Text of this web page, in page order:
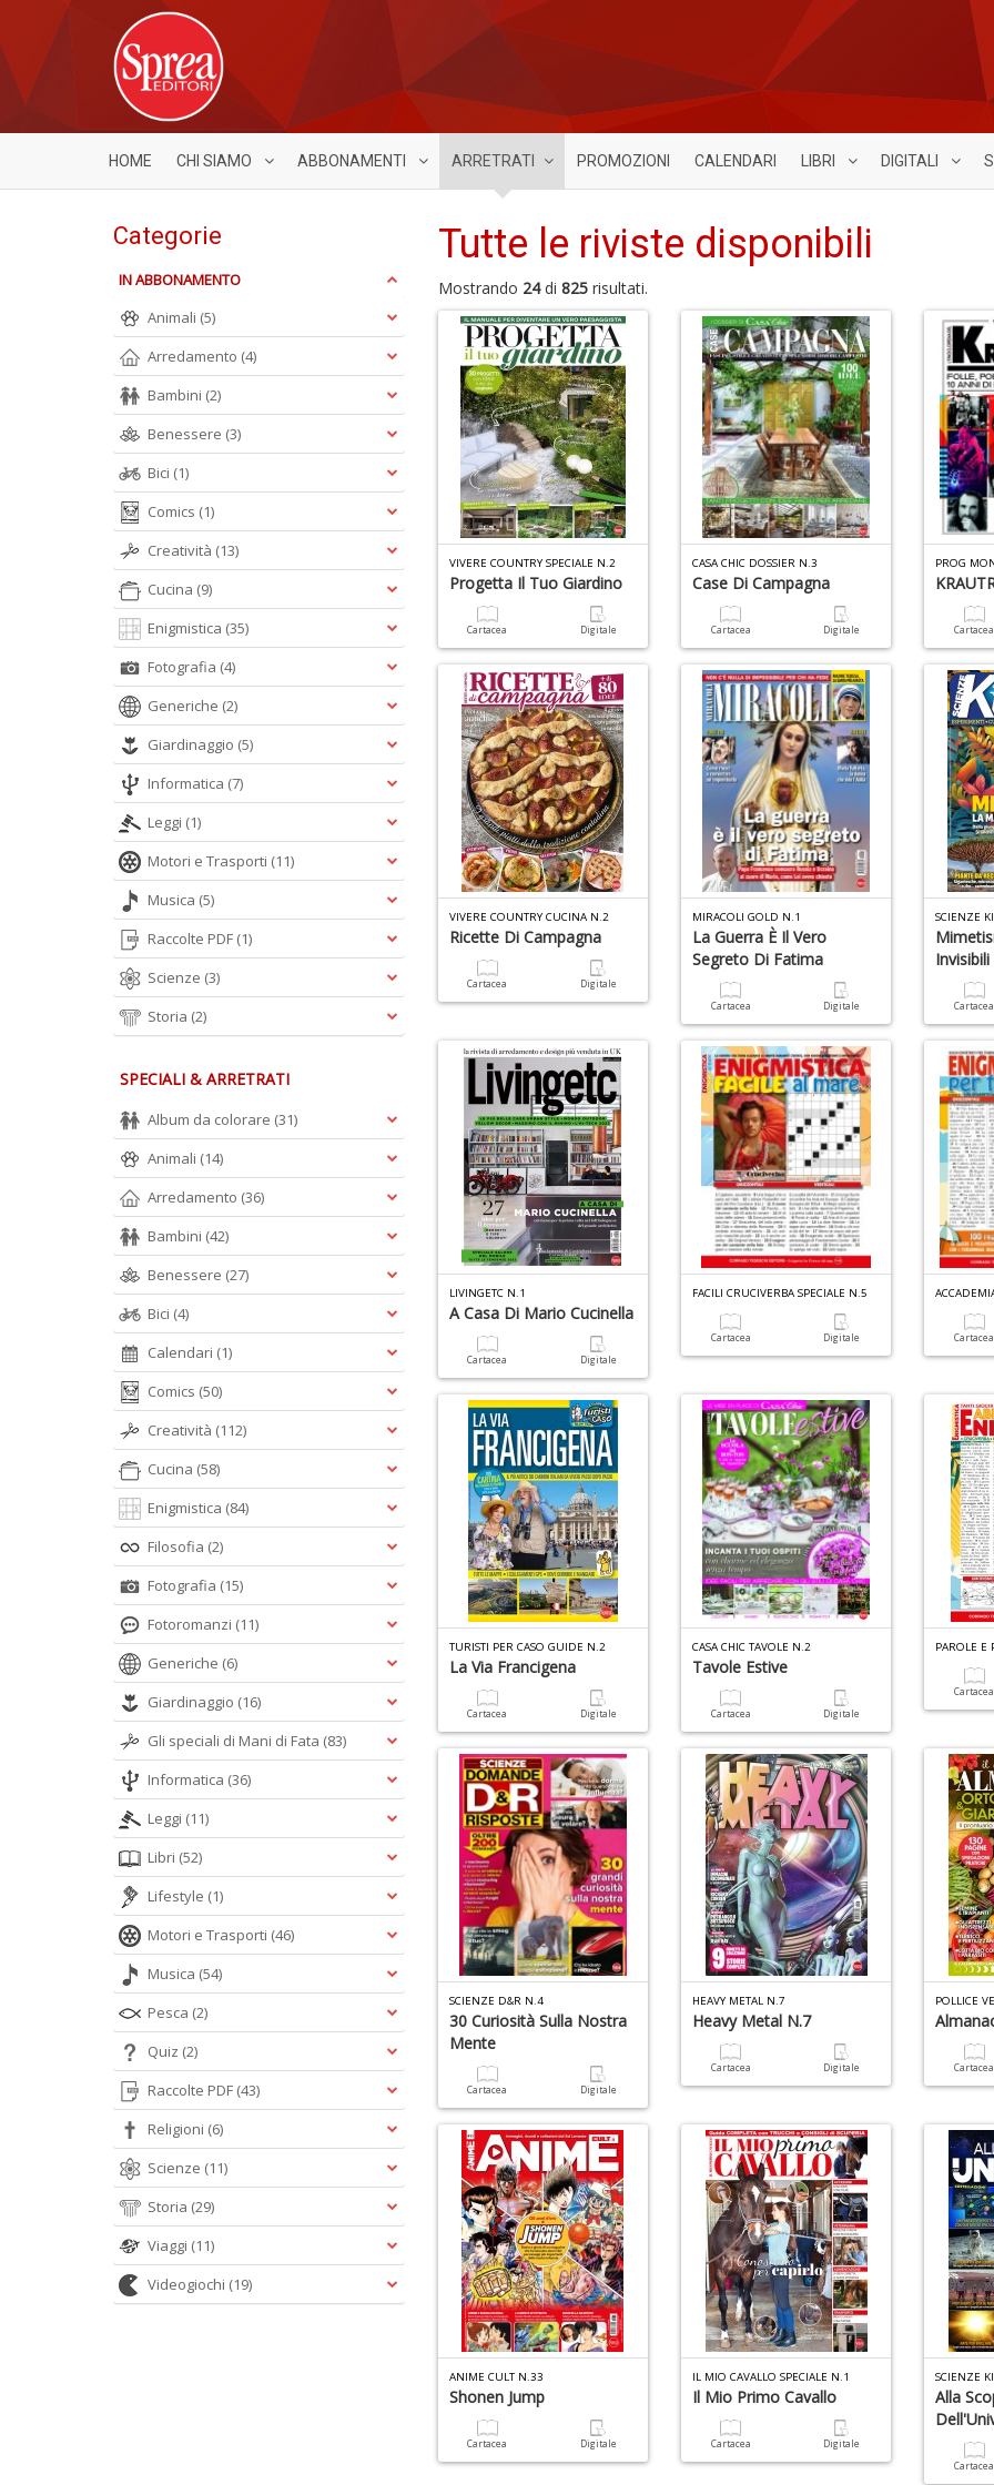
HOME CHI SIAMO ABBONAMENTI ARRETRATI PROMOZIONI CALENDARI LIBRI DIGITALI
Tutte le riviste disponibili
Mostrando 24di 825risultati.
VIVERE COUNTRY SPECIALE N.2
Progetta Il Tuo Giardino
Cartacea Digitale
CASA CHIC DOSSIER N.3
Case Di Campagna
Cartacea Digitale
PROG
Cartacea
VIVERE COUNTRY CUCINA N.2
Ricette Di Campagna
Cartacea Digitale
MIRACOLI GOLD N.1
La Guerra È Il Vero
Segreto Di Fatima
Cartacea Digitale
SCIENZE
Invisibili
Cartacea
LIVINGETC N.1
A Casa Di Mario Cucinella
Cartacea Digitale
FACILI CRUCIVERBA SPECIALE N.5
Cartacea Digitale Cartacea
TURISTI PER CASO GUIDE N.2
La Via Francigena
Cartacea Digitale
CASA CHIC TAVOLE N.2
Tavole Estive
Cartacea Digitale
Cartacea
SCIENZE D&R N.4
30 Curiosità Sulla Nostra
Mente
Cartacea Digitale
HEAVY METAL N.7
Heavy Metal N.7
Cartacea Digitale
POLLICE
Cartacea
ANIME CULT N.33
Shonen Jump
Cartacea Digitale
IL MIO CAVALLO SPECIALE N.1
Il Mio Primo Cavallo
Cartacea Digitale
SCIENZE
Alla
Cartacea
Categorie
IN ABBONAMENTO
Animali (5)
Arredamento (4)
Bambini (2)
Benessere (3)
Bici (1)
Comics (1)
Creatività (13)
Cucina (9)
Enigmistica (35)
Fotografia (4)
Generiche (2)
Giardinaggio (5)
Informatica (7)
Leggi (1)
Motori e Trasporti (11)
Musica (5)
Raccolte PDF (1)
Scienze (3)
Storia (2)
SPECIALI & ARRETRATI
Album da colorare (31)
Animali (14)
Arredamento (36)
Bambini (42)
Benessere (27)
Bici (4)
Calendari (1)
Comics (50)
Creatività (112)
Cucina (58)
Enigmistica (84)
Filosofia (2)
Fotografia (15)
Fotoromanzi (11)
Generiche (6)
Giardinaggio (16)
Gli speciali di Mani di Fata (83)
Informatica (36)
Leggi (11)
Libri (52)
Lifestyle (1)
Motori e Trasporti (46)
Musica (54)
Pesca (2)
Quiz (2)
Raccolte PDF (43)
Religioni (6)
Scienze (11)
Storia (29)
Viaggi (11)
Videogiochi (19)